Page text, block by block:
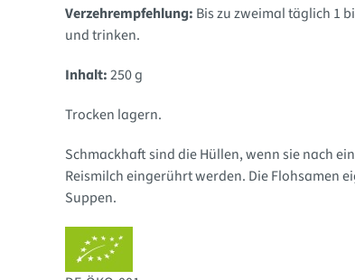
Verzehrempfehlung: Bis zu zweimal täglich 1
und trinken.
Inhalt:250 g
Trocken lagern.
Schmackhaft sind die Hüllen, wenn sie nach
Reismilch eingerührt werden. Die Flohsamen
Suppen.